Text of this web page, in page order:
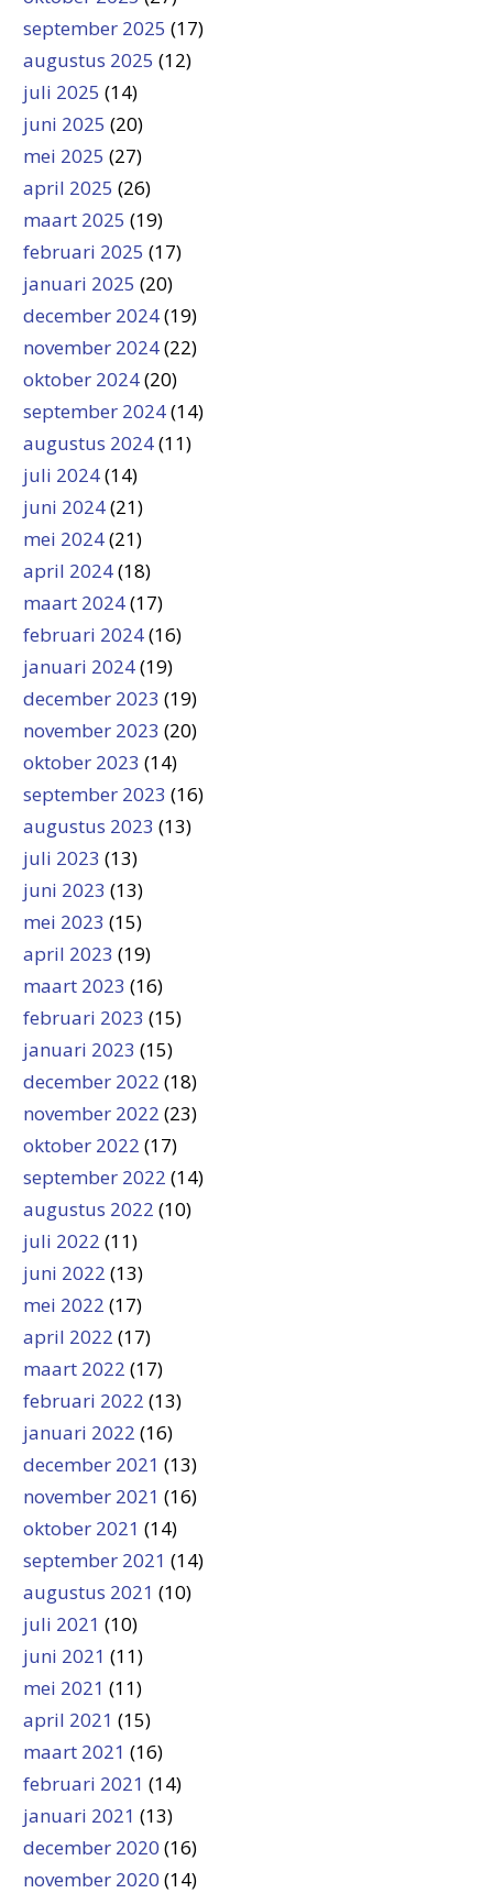
september 2025 (17)
augustus 2025 (12)
juli 2025 (14)
juni 2025 (20)
mei 2025 (27)
april 2025 (26)
maart 2025 (19)
februari 2025 (17)
januari 2025 (20)
december 2024(19)
november 2024(22)
oktober 2024(20)
september 2024(14)
augustus 2024(11)
juli 2024(14)
juni 2024(21)
mei 2024(21)
april 2024(18)
maart 2024(17)
februari 2024(16)
januari 2024(19)
december 2023 (19)
november 2023 (20)
oktober 2023 (14)
september 2023 (16)
augustus 2023 (13)
juli 2023 (13)
juni 2023 (13)
mei 2023 (15)
april 2023 (19)
maart 2023 (16)
februari 2023 (15)
januari 2023 (15)
december 2022 (18)
november 2022 (23)
oktober 2022 (17)
september 2022 (14)
augustus 2022 (10)
juli 2022 (11)
juni 2022 (13)
mei 2022 (17)
april 2022 (17)
maart 2022 (17)
februari 2022 (13)
januari 2022 (16)
december 2021 (13)
november 2021 (16)
oktober 2021 (14)
september 2021 (14)
augustus 2021 (10)
juli 2021 (10)
juni 2021 (11)
mei 2021 (11)
april 2021 (15)
maart 2021 (16)
februari 2021 (14)
januari 2021 (13)
december 2020 (16)
november 2020 (14)